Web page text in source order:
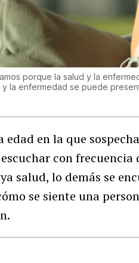
porque la salud y la
la enfermedad se puede
edad en la que
con
salud, lo demás se
se siente una